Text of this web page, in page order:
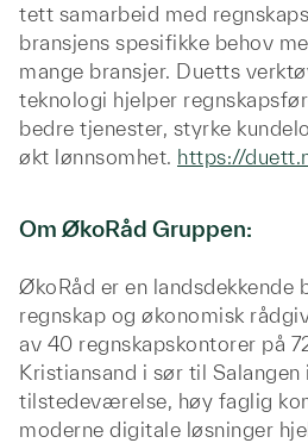
tett samarbeid med
bransjens spesifikke behov
mange bransjer. Duetts
teknologi hjelper
bedre tjenester, styrke
økt lønnsomhet. https://
Om ØkoRåd Gruppen:
ØkoRåd er en landsdekkende
regnskap og økonomisk
av 40 regnskapskontorer på
Kristiansand i sør til Salangen
tilstedeværelse, høy faglig
moderne digitale løsninger